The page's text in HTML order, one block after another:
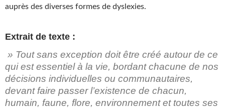
auprès des diverses formes de dyslexies.
Extrait de texte :
» Tout sans exception doit être créé autour de ce
qui est essentiel à la vie, bordant chacune de nos
décisions individuelles ou communautaires,
devant faire passer l’existence de chacun,
humain, faune, flore, environnement et toutes ses